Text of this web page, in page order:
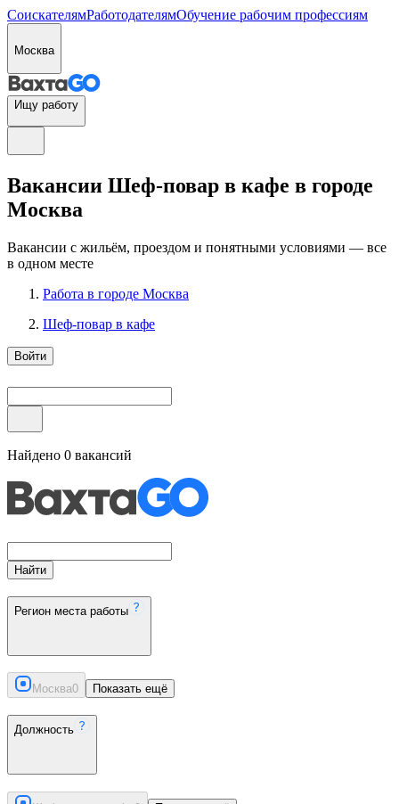
СоискателямРаботодателямОбучение рабочим профессиям
Москва
Ищу работу
Вакансии Шеф-повар в кафе в городе
Москва
Вакансии с жильём, проездом и понятными условиями — все
в одном месте
Работа в городе Москва
Шеф-повар в кафе
Войти
Найдено 0 вакансий
Найти
Регион места работы
Москва0 Показать ещё
Должность